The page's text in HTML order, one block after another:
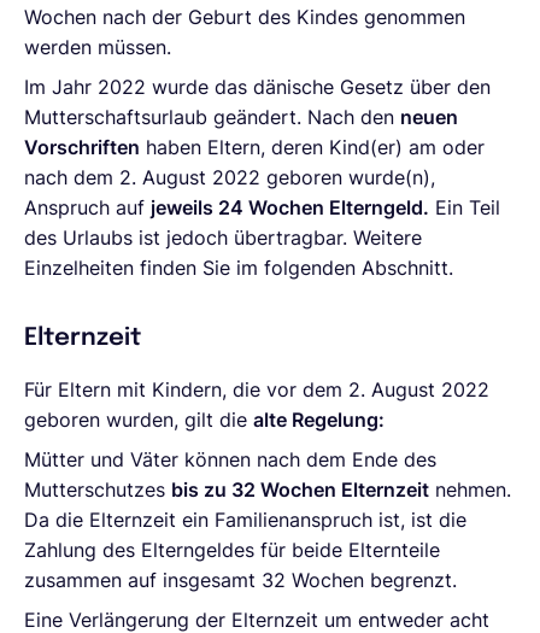
Wochen nach der Geburt des Kindes genommen
werden müssen.
Im Jahr 2022 wurde das dänische Gesetz über den
Mutterschaftsurlaub geändert. Nach den neuen
Vorschriften haben Eltern, deren Kind(er) am oder
nach dem 2. August 2022 geboren wurde(n),
Anspruch auf jeweils 24 Wochen Elterngeld. Ein Teil
des Urlaubs ist jedoch übertragbar. Weitere
Einzelheiten finden Sie im folgenden Abschnitt.
Elternzeit
Für Eltern mit Kindern, die vor dem 2. August 2022
geboren wurden, gilt die alte Regelung:
Mütter und Väter können nach dem Ende des
Mutterschutzes bis zu 32 Wochen Elternzeit nehmen.
Da die Elternzeit ein Familienanspruch ist, ist die
Zahlung des Elterngeldes für beide Elternteile
zusammen auf insgesamt 32 Wochen begrenzt.
Eine Verlängerung der Elternzeit um entweder acht